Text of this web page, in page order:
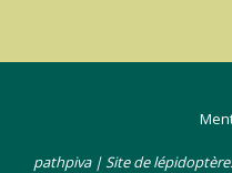
pathpiva | Site de